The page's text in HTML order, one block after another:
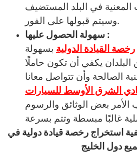
المعنية في البلد المستضيف
وسيتم قبولها على الفور.
سهولة الحصول عليها :
رخصة القيادة الدولية بسهولة
يكفي أن تكون حاملًا
الصالحة وأن تتواصل معانا
الشرق الأوسط للسيارات
الأمر بعض الوثائق والرسوم
استخراج رخصة قيادة دولية في
دول الخليج